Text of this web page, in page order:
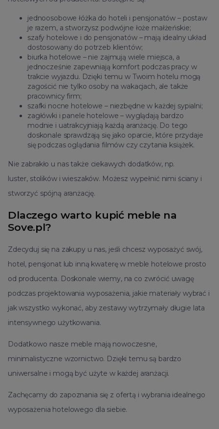
jednoosobowe łóżka do hoteli i pensjonatów – postaw
je razem, a stworzysz podwójne łoże małżeńskie;
szafy hotelowe i do pensjonatów – mają idealny układ
dostosowany do potrzeb klientów;
biurka hotelowe – nie zajmują wiele miejsca, a
jednocześnie zapewniają komfort podczas pracy w
trakcie wyjazdu. Dzięki temu w Twoim hotelu mogą
zagościć nie tylko osoby na wakacjach, ale także
pracownicy firm;
szafki nocne hotelowe – niezbędne w każdej sypialni;
zagłówki i panele hotelowe – wyglądają bardzo
modnie i uatrakcyjniają każdą aranżację. Do tego
doskonale sprawdzają się jako oparcie, które przydaje
się podczas oglądania filmów czy czytania książek.
Nie zabrakło u nas także ciekawych dodatków, np.
luster, stolikówi wieszaków. Możesz wypełnić nimi ściany i
stworzyć spójną aranżację.
Dlaczego warto kupić meble na
Sove.pl?
Zdecyduj się na zakupy u nas, jeśli chcesz wyposażyć swój,
hotel, pensjonat lub inną kwaterę w meble hotelowe prosto
od producenta. Doskonale wiemy, na co zwrócić uwagę
podczas projektowania wyposażenia, jakie materiały wybrać i
jak wszystko wykonać, aby zestawy wytrzymały długie lata
intensywnego użytkowania.
Dodatkowo nasze meble mają nowoczesne,
minimalistyczne wzornictwo. Dzięki temu są bardzo
uniwersalne i mogą być użyte w każdej aranżacji.
Zachęcamy do zapoznania się z ofertą i wybrania idealnego
wyposażenia hotelowego dla siebie.